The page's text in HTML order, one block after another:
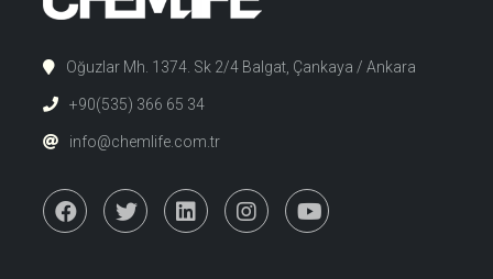
Oğuzlar Mh. 1374. Sk 2/4 Balgat, Çankaya / Ankara
+90(535) 366 65 34
info@chemlife.com.tr